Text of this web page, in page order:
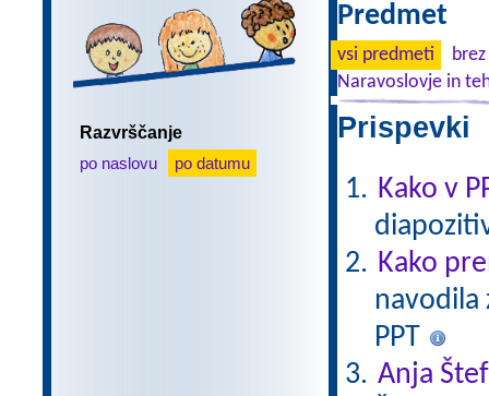
Razvrščanje
po naslovu
po datumu
Predmet
vsi predmeti
Naravoslovje in
Prispevki
Kako v
Kako
navodila
PPT
Anja